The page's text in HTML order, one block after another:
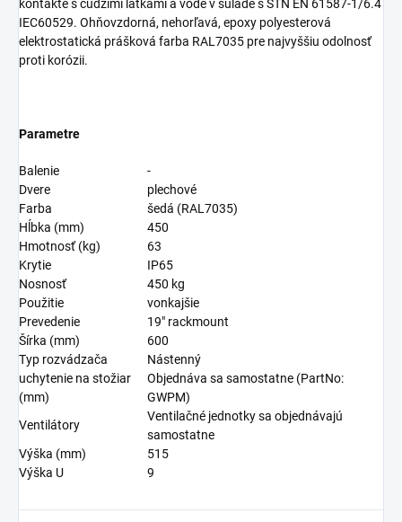
kontakte s cudzími látkami a vode v súlade s STN EN 61587-1/6.4
IEC60529. Ohňovzdorná, nehorľavá, epoxy polyesterová
elektrostatická prášková farba RAL7035 pre najvyššiu odolnosť
proti korózii.
Parametre
Balenie
-
Dvere
plechové
Farba
šedá (RAL7035)
Hĺbka (mm)
450
Hmotnosť (kg)
63
Krytie
IP65
Nosnosť
450 kg
Použitie
vonkajšie
Prevedenie
19" rackmount
Šírka (mm)
600
Typ rozvádzača
Nástenný
uchytenie na stožiar
(mm)
Objednáva sa samostatne (PartNo:
GWPM)
Ventilátory
Ventilačné jednotky sa objednávajú
samostatne
Výška (mm)
515
Výška U
9